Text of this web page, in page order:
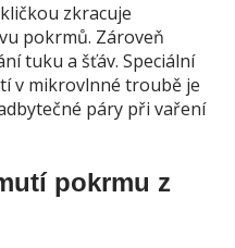
zkracuje
pokrmů. Zároveň
tuku a šťáv. Speciální
v mikrovlnné troubě je
páry při vaření
pokrmu z